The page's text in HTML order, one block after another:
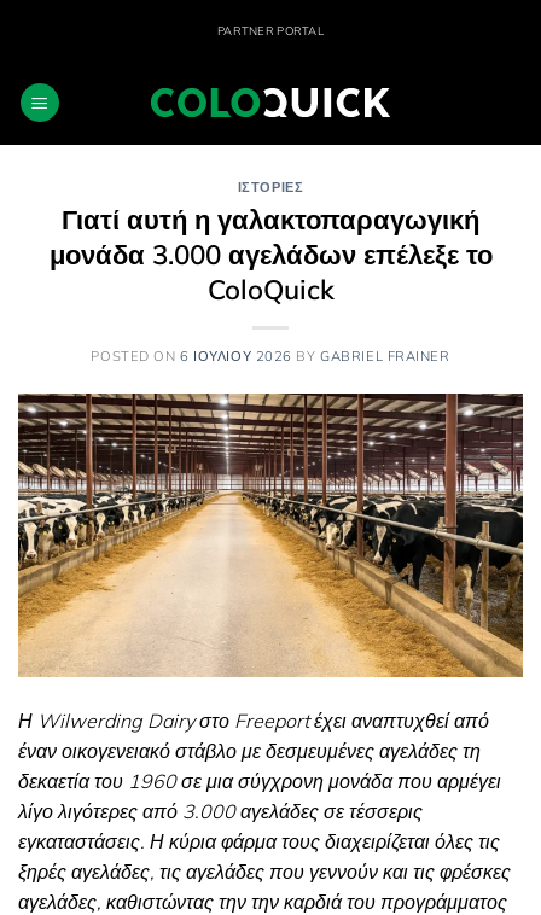
PARTNER PORTAL
ΙΣΤΟΡΊΕΣ
Γιατί αυτή η γαλακτοπαραγωγική
μονάδα 3.000 αγελάδων επέλεξε το
ColoQuick
POSTED ON6 ΙΟΥΛΊΟΥ 2026 BYGABRIEL FRAINER
Η Wilwerding Dairy στο Freeport έχει αναπτυχθεί από
έναν οικογενειακό στάβλο με δεσμευμένες αγελάδες τη
δεκαετία του 1960 σε μια σύγχρονη μονάδα που αρμέγει
λίγο λιγότερες από 3.000 αγελάδες σε τέσσερις
εγκαταστάσεις. Η κύρια φάρμα τους διαχειρίζεται όλες τις
ξηρές αγελάδες, τις αγελάδες που γεννούν και τις φρέσκες
αγελάδες, καθιστώντας την την καρδιά του προγράμματος